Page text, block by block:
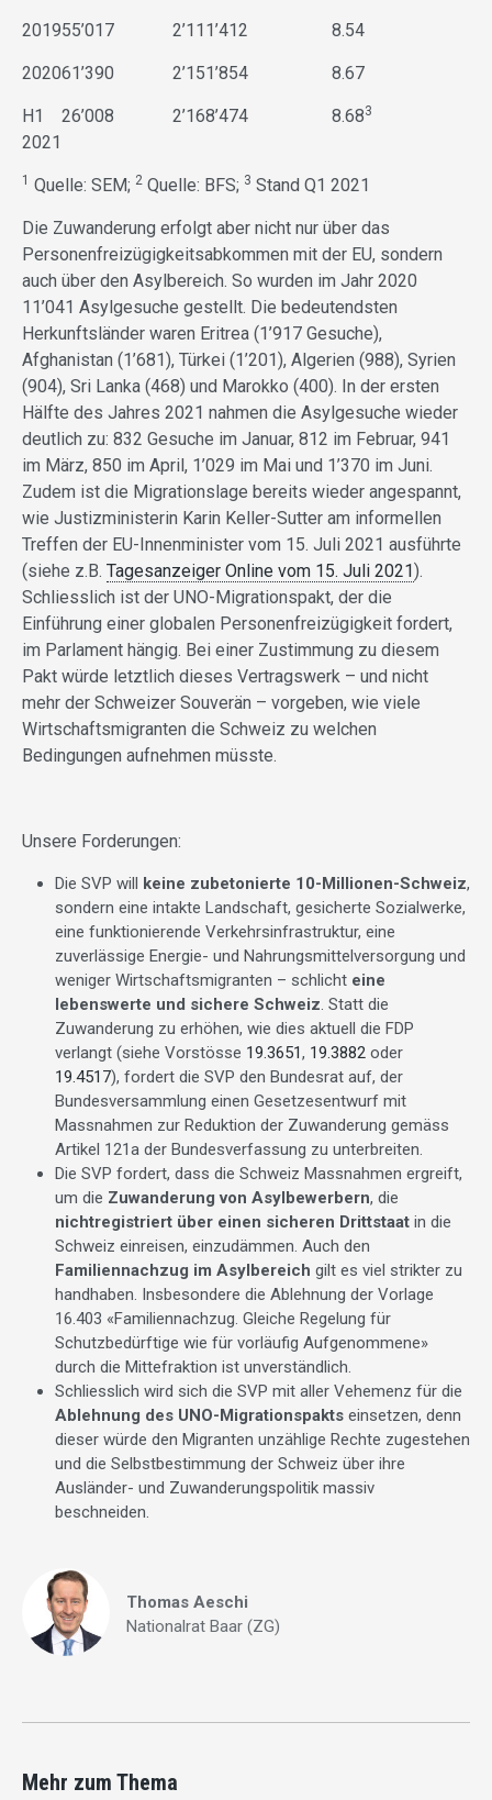
201955’017 2’111’412 8.54
202061’390 2’151’854 8.67
H1
2021
26’008 2’168’474 8.683
1 Quelle: SEM; 2 Quelle: BFS; 3 Stand Q1 2021
Die Zuwanderung erfolgt aber nicht nur über das
Personenfreizügigkeitsabkommen mit der EU, sondern
auch über den Asylbereich. So wurden im Jahr 2020
11’041 Asylgesuche gestellt. Die bedeutendsten
Herkunftsländer waren Eritrea (1’917 Gesuche),
Afghanistan (1’681), Türkei (1’201), Algerien (988), Syrien
(904), Sri Lanka (468) und Marokko (400). In der ersten
Hälfte des Jahres 2021 nahmen die Asylgesuche wieder
deutlich zu: 832 Gesuche im Januar, 812 im Februar, 941
im März, 850 im April, 1’029 im Mai und 1’370 im Juni.
Zudem ist die Migrationslage bereits wieder angespannt,
wie Justizministerin Karin Keller-Sutter am informellen
Treffen der EU-Innenminister vom 15. Juli 2021 ausführte
(siehe z.B. Tagesanzeiger Online vom 15. Juli 2021).
Schliesslich ist der UNO-Migrationspakt, der die
Einführung einer globalen Personenfreizügigkeit fordert,
im Parlament hängig. Bei einer Zustimmung zu diesem
Pakt würde letztlich dieses Vertragswerk – und nicht
mehr der Schweizer Souverän – vorgeben, wie viele
Wirtschaftsmigranten die Schweiz zu welchen
Bedingungen aufnehmen müsste.
Unsere Forderungen:
Die SVP will keine zubetonierte 10-Millionen-Schweiz,
sondern eine intakte Landschaft, gesicherte Sozialwerke,
eine funktionierende Verkehrsinfrastruktur, eine
zuverlässige Energie- und Nahrungsmittelversorgung und
weniger Wirtschaftsmigranten – schlicht eine
lebenswerte und sichere Schweiz. Statt die
Zuwanderung zu erhöhen, wie dies aktuell die FDP
verlangt (siehe Vorstösse 19.3651, 19.3882 oder
19.4517), fordert die SVP den Bundesrat auf, der
Bundesversammlung einen Gesetzesentwurf mit
Massnahmen zur Reduktion der Zuwanderung gemäss
Artikel 121a der Bundesverfassung zu unterbreiten.
Die SVP fordert, dass die Schweiz Massnahmen ergreift,
um die Zuwanderung von Asylbewerbern, die
nichtregistriert über einen sicheren Drittstaat in die
Schweiz einreisen, einzudämmen. Auch den
Familiennachzug im Asylbereich gilt es viel strikter zu
handhaben. Insbesondere die Ablehnung der Vorlage
16.403 «Familiennachzug. Gleiche Regelung für
Schutzbedürftige wie für vorläufig Aufgenommene»
durch die Mittefraktion ist unverständlich.
Schliesslich wird sich die SVP mit aller Vehemenz für die
Ablehnung des UNO-Migrationspakts einsetzen, denn
dieser würde den Migranten unzählige Rechte zugestehen
und die Selbstbestimmung der Schweiz über ihre
Ausländer- und Zuwanderungspolitik massiv
beschneiden.
Thomas Aeschi
Nationalrat Baar (ZG)
Mehr zum Thema